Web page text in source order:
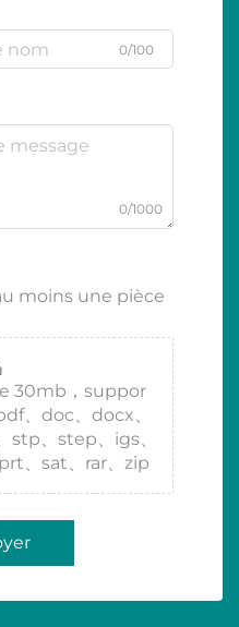
0/100
0/1000
moins une pièce
30mb，suppor
、doc、docx、
stp、step、igs、
、sat、rar、zip